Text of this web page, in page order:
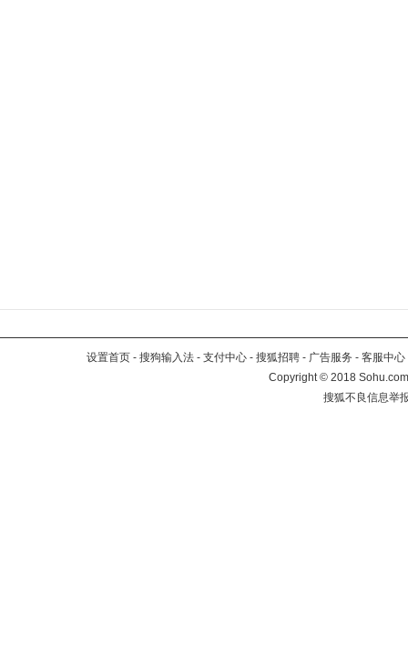
设置首页 - 搜狗输入法 - 支付中心 - 搜狐招聘 - 广告服务 - 客服中心
Copyright©2018
搜狐不良信息举